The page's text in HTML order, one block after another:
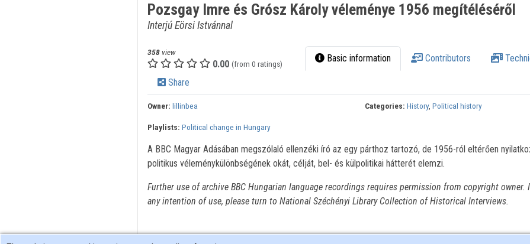
Pozsgay Imre és Grósz Károly véleménye 1956 megítéléséről
Interjú Eörsi Istvánnal
358view
0.00 (from 0 ratings) Basic information Contributors
Share
Owner: lillinbea Categories: History,Political history
Playlists: Political change in Hungary
A BBC Magyar Adásában megszólaló ellenzéki író az egy párthoz tartozó, de 1956-ról eltérően
politikus véleménykülönbségének okát, célját, bel- és külpolitikai hátterét elemzi.
Further use of archive BBC Hungarian language recordings requires permission from copyright owner.
any intention of use, please turn to National Széchényi Library Collection of Historical Interviews.